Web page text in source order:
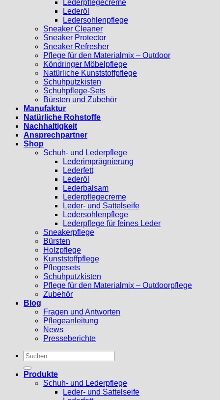
Lederpflegecreme
Lederöl
Ledersohlenpflege
Sneaker Cleaner
Sneaker Protector
Sneaker Refresher
Pflege für den Materialmix – Outdoor
Köndringer Möbelpflege
Natürliche Kunststoffpflege
Schuhputzkisten
Schuhpflege-Sets
Bürsten und Zubehör
Manufaktur
Natürliche Rohstoffe
Nachhaltigkeit
Ansprechpartner
Shop
Schuh- und Lederpflege
Lederimprägnierung
Lederfett
Lederöl
Lederbalsam
Lederpflegecreme
Leder- und Sattelseife
Ledersohlenpflege
Lederpflege für feines Leder
Sneakerpflege
Bürsten
Holzpflege
Kunststoffpflege
Pflegesets
Schuhputzkisten
Pflege für den Materialmix – Outdoorpflege
Zubehör
Blog
Fragen und Antworten
Pflegeanleitung
News
Presseberichte
Suchen
nach:
Produkte
Schuh- und Lederpflege
Leder- und Sattelseife